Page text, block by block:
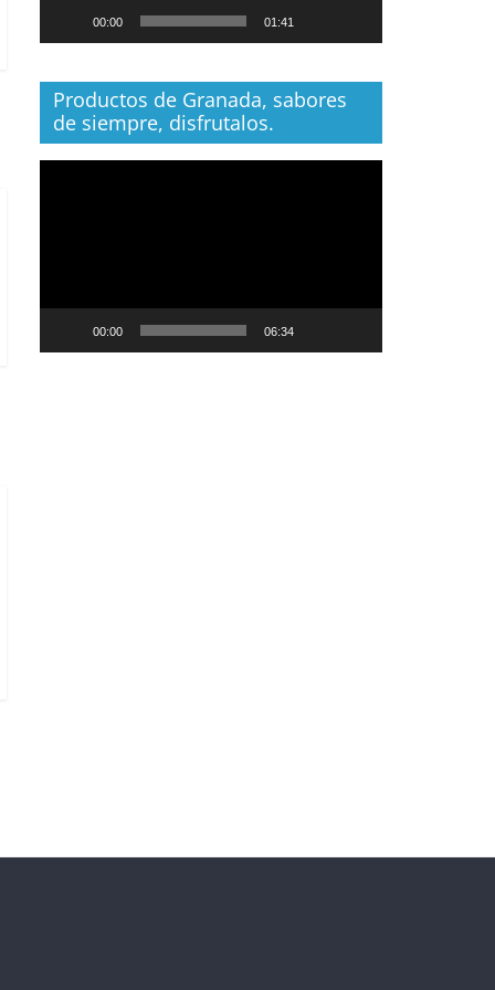
00:00 01:41
Productos de Granada, sabores
de siempre, disfrutalos.
00:00 06:34